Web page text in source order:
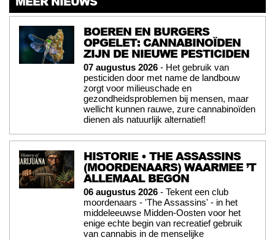
BOEREN EN BURGERS
OPGELET: CANNABINOÏDEN
ZIJN DE NIEUWE PESTICIDEN
07 augustus 2026 - Het gebruik van
pesticiden door met name de landbouw
zorgt voor milieuschade en
gezondheidsproblemen bij mensen, maar
wellicht kunnen rauwe, zure cannabinoïden
dienen als natuurlijk alternatief!
HISTORIE • THE ASSASSINS
(MOORDENAARS) WAARMEE ’T
ALLEMAAL BEGON
06 augustus 2026 - Tekent een club
moordenaars - 'The Assassins' - in het
middeleeuwse Midden-Oosten voor het
enige echte begin van recreatief gebruik
van cannabis in de menselijke